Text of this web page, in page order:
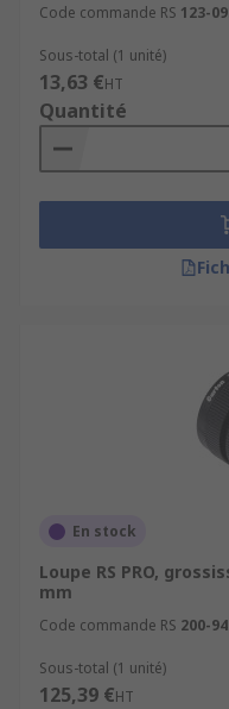
Code commande RS 123-
Sous-total (1 unité)
13,63 €HT
Quantité
En stock
Loupe RS PRO,
mm
Code commande RS 200-
Sous-total (1 unité)
125,39 €HT